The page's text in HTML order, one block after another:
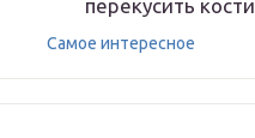
перекусить кости
Самое интересное